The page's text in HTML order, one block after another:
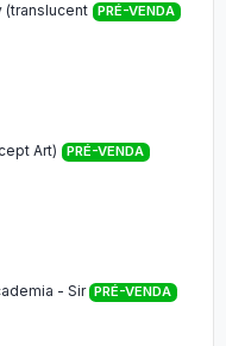
(translucent PRÉ-VENDA
Art) PRÉ-VENDA
- Sir PRÉ-VENDA